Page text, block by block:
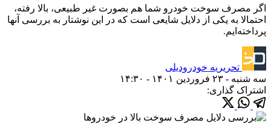
اگر مصرف سوخت خودرو شما هم بصورت غیر طبیعی، بالا رفته،
احتمالا به یکی از دلایل شایعی است که در این نوشتار به بررسی آنها
پرداخته‌ایم.
تحریریه خودرودیلی
سه شنبه - ۲۳ فروردین ۱۴۰۱ - ۱۴:۳۰
اشتراک گذاری: